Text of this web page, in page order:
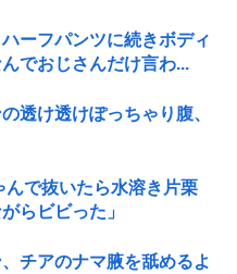
ーフパンツに続きボディ
でおじさんだけ言わ...
透け透けぽっちゃり腹、
んで抜いたら水溶き片栗
らビビった」
チアのナマ腋を舐めるよ